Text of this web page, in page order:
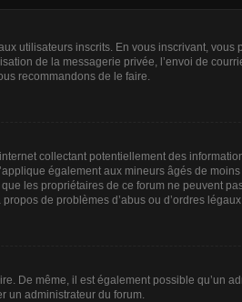
utilisateurs inscrits. En vous inscrivant,
de la messagerie privée, l’envoi de
recommandons de le faire.
collectant potentiellement des
également aux mineurs âgés de moins
les propriétaires de ce forum ne peuvent
de problèmes d’abus ou d’ordres légaux
De même, il est également possible qu’un
un administrateur du forum.